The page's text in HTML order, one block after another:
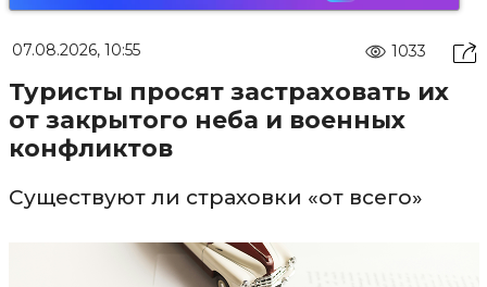
07.08.2026, 10:55 1033
Туристы просят застраховать их
от закрытого неба и военных
конфликтов
Существуют ли страховки «от всего»